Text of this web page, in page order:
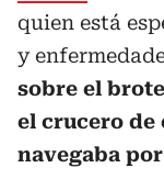
quien está
y
sobre el
el crucero de
navegaba